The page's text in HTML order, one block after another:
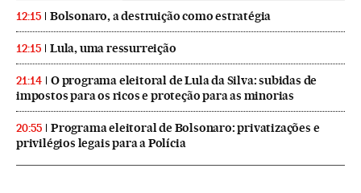
12:15 Bolsonaro, a destruição como estratégia
12:15 Lula, uma ressurreição
21:14
O programa eleitoral de Lula da Silva: subidas de
impostos para os ricos e proteção para as minorias
20:55
Programa eleitoral de Bolsonaro: privatizações e
privilégios legais para a Polícia